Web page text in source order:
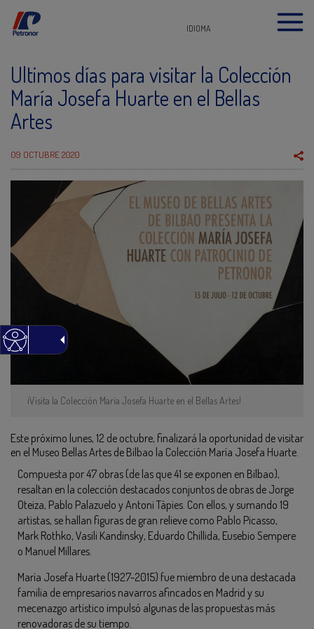
IDIOMA
Ultimos días para visitar la Colección
María Josefa Huarte en el Bellas
Artes
09 OCTUBRE 2020
¡Visita la Colección María Josefa Huarte en el Bellas Artes!
Este próximo lunes, 12 de octubre, finalizará la oportunidad de visitar
en el Museo Bellas Artes de Bilbao la Colección María Josefa Huarte.
Compuesta por 47 obras (de las que 41 se exponen en Bilbao),
resaltan en la colección destacados conjuntos de obras de Jorge
Oteiza, Pablo Palazuelo y Antoni Tàpies. Con ellos, y sumando 19
artistas, se hallan figuras de gran relieve como Pablo Picasso,
Mark Rothko, Vasili Kandinsky, Eduardo Chillida, Eusebio Sempere
o Manuel Millares.
María Josefa Huarte (1927-2015) fue miembro de una destacada
familia de empresarios navarros afincados en Madrid y su
mecenazgo artístico impulsó algunas de las propuestas más
renovadoras de su tiempo.